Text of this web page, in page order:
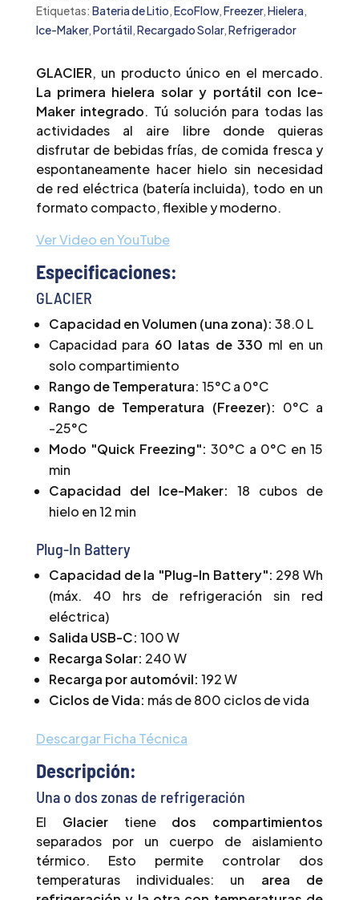
Etiquetas: Bateria de Litio,EcoFlow,Freezer,Hielera,
Ice-Maker,Portátil,Recargado Solar,Refrigerador
GLACIER, un producto único en el mercado.
La primera hielera solar y portátil con Ice-
Maker integrado. Tú solución para todas las
actividades al aire libre donde quieras
disfrutar de bebidas frías, de comida fresca y
espontaneamente hacer hielo sin necesidad
de red eléctrica (batería incluida), todo en un
formato compacto, flexible y moderno.
Ver Video en YouTube
Especificaciones:
GLACIER
Capacidad en Volumen (una zona): 38.0 L
Capacidad para 60 latas de 330 ml en un
solo compartimiento
Rango de Temperatura: 15°C a 0°C
Rango de Temperatura (Freezer): 0°C a
-25°C
Modo "Quick Freezing": 30°C a 0°C en 15
min
Capacidad del Ice-Maker: 18 cubos de
hielo en 12 min
Plug-In Battery
Capacidad de la "Plug-In Battery": 298 Wh
(máx. 40 hrs de refrigeración sin red
eléctrica)
Salida USB-C: 100 W
Recarga Solar: 240 W
Recarga por automóvil: 192 W
Ciclos de Vida: más de 800 ciclos de vida
Descargar Ficha Técnica
Descripción:
Una o dos zonas de refrigeración
El Glaciertiene dos compartimientos
separados por un cuerpo de aislamiento
térmico. Esto permite controlar dos
temperaturas individuales: un area de